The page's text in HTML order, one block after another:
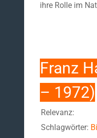
ihre Rolle im
Franz
– 1972)
Relevanz:
Schlagwörter: